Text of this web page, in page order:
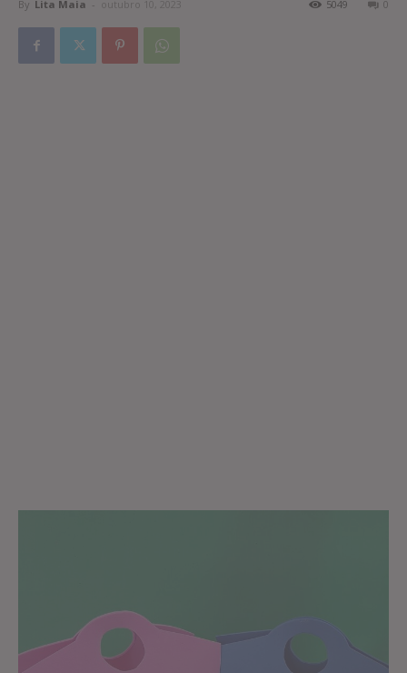
By Lita Maia - outubro 10, 2023 0
5049